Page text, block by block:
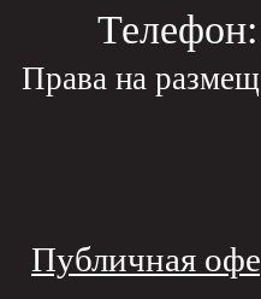
Телефон:
Права на
Публичная